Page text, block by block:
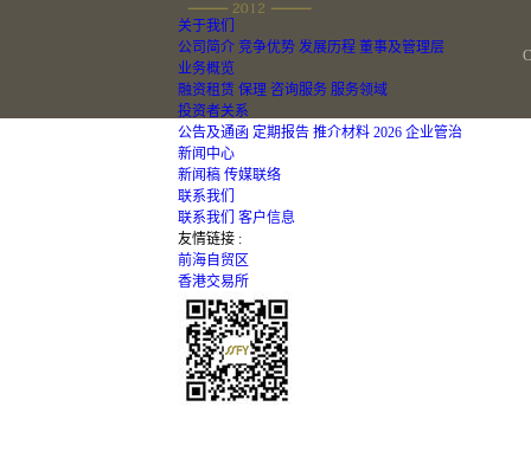
关于我们
公司简介 竞争优势 发展历程 董事及管理层
业务概览
融资租赁 保理 咨询服务 服务领域
投资者关系
公告及通函 定期报告 推介材料 2026 企业管治
新闻中心
新闻稿 传媒联络
联系我们
联系我们 客户信息
友情链接 :
前海自贸区
香港交易所